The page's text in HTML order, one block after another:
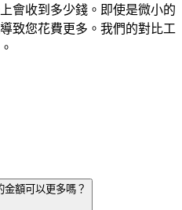
會收到多少錢。即使是微小的
致您花費更多。我們的對比工
額可以更多嗎？